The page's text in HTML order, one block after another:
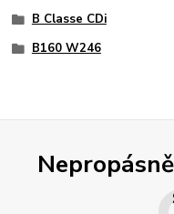
B Classe CDi
B160 W246